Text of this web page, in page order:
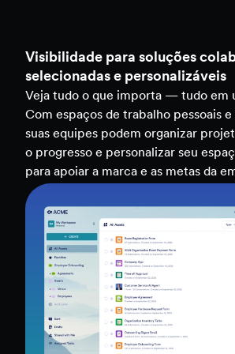
Visibilidade para soluções
selecionadas e personalizáveis
Veja tudo o que importa — tudo em
Com espaços de trabalho pessoais
suas equipes podem organizar
o progresso e personalizar seu
para apoiar a marca e as metas da